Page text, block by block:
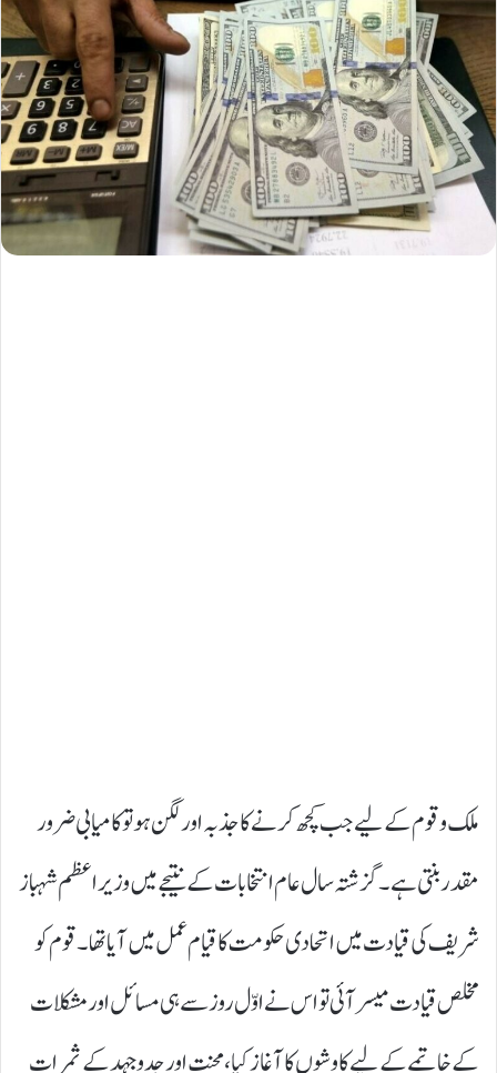
ملک و قوم کے لیے جب کچھ کرنے کا جذبہ اور لگن ہو تو کامیابی ضرور
مقدر بنتی ہے۔ گزشتہ سال عام انتخابات کے نتیجے میں وزیراعظم شہباز
شریف کی قیادت میں اتحادی حکومت کا قیام عمل میں آیا تھا۔ قوم کو
مخلص قیادت میسر آئی تو اس نے اوّل روز سے ہی مسائل اور مشکلات
کے خاتمے کے لیے کاوشوں کا آغاز کیا، محنت اور جدوجہد کے ثمرات